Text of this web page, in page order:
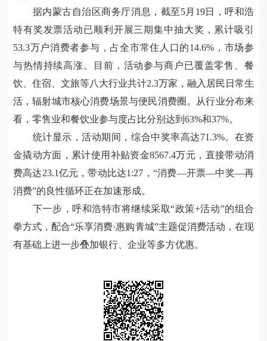
据内蒙古自治区商务厅消息，截至5月19日，呼和浩
特有奖发票活动已顺利开展三期集中抽大奖，累计吸引
53.3万户消费者参与，占全市常住人口的14.6%，市场参
与热情持续高涨。目前，活动参与商户已覆盖零售、餐
饮、住宿、文旅等八大行业共计2.3万家，融入居民日常生
活，辐射城市核心消费场景与便民消费圈。从行业分布来
看，零售业和餐饮业参与度占比分别达到63%和37%。
统计显示，活动期间，综合中奖率高达71.3%。在资
金撬动方面，累计使用补贴资金8567.4万元，直接带动消
费高达23.1亿元，带动比达1:27，“消费—开票—中奖—再
消费”的良性循环正在加速形成。
下一步，呼和浩特市将继续采取“政策+活动”的组合
拳方式，配合“乐享消费·惠购青城”主题促消费活动，在现
有基础上进一步叠加银行、企业等多方优惠。